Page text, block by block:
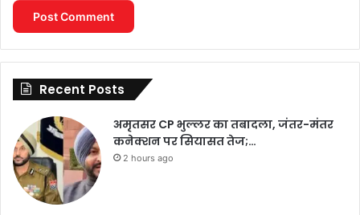
Recent Posts
अमृतसर CP भुल्लर का तबादला, जंतर-मंतर
कनेक्शन पर सियासत तेज;…
2 hours ago